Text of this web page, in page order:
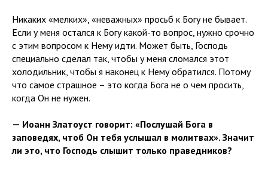
Никаких «мелких», «неважных» просьб к Богу не бывает.
Если у меня остался к Богу какой-то вопрос, нужно срочно
с этим вопросом к Нему идти. Может быть, Господь
специально сделал так, чтобы у меня сломался этот
холодильник, чтобы я наконец к Нему обратился. Потому
что самое страшное – это когда Бога не о чем просить,
когда Он не нужен.
— Иоанн Златоуст говорит: «Послушай Бога в
заповедях, чтоб Он тебя услышал в молитвах». Значит
ли это, что Господь слышит только праведников?